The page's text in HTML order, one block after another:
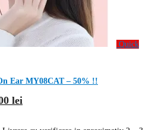
Quick
Ear MY08CAT – 50% !!
lei